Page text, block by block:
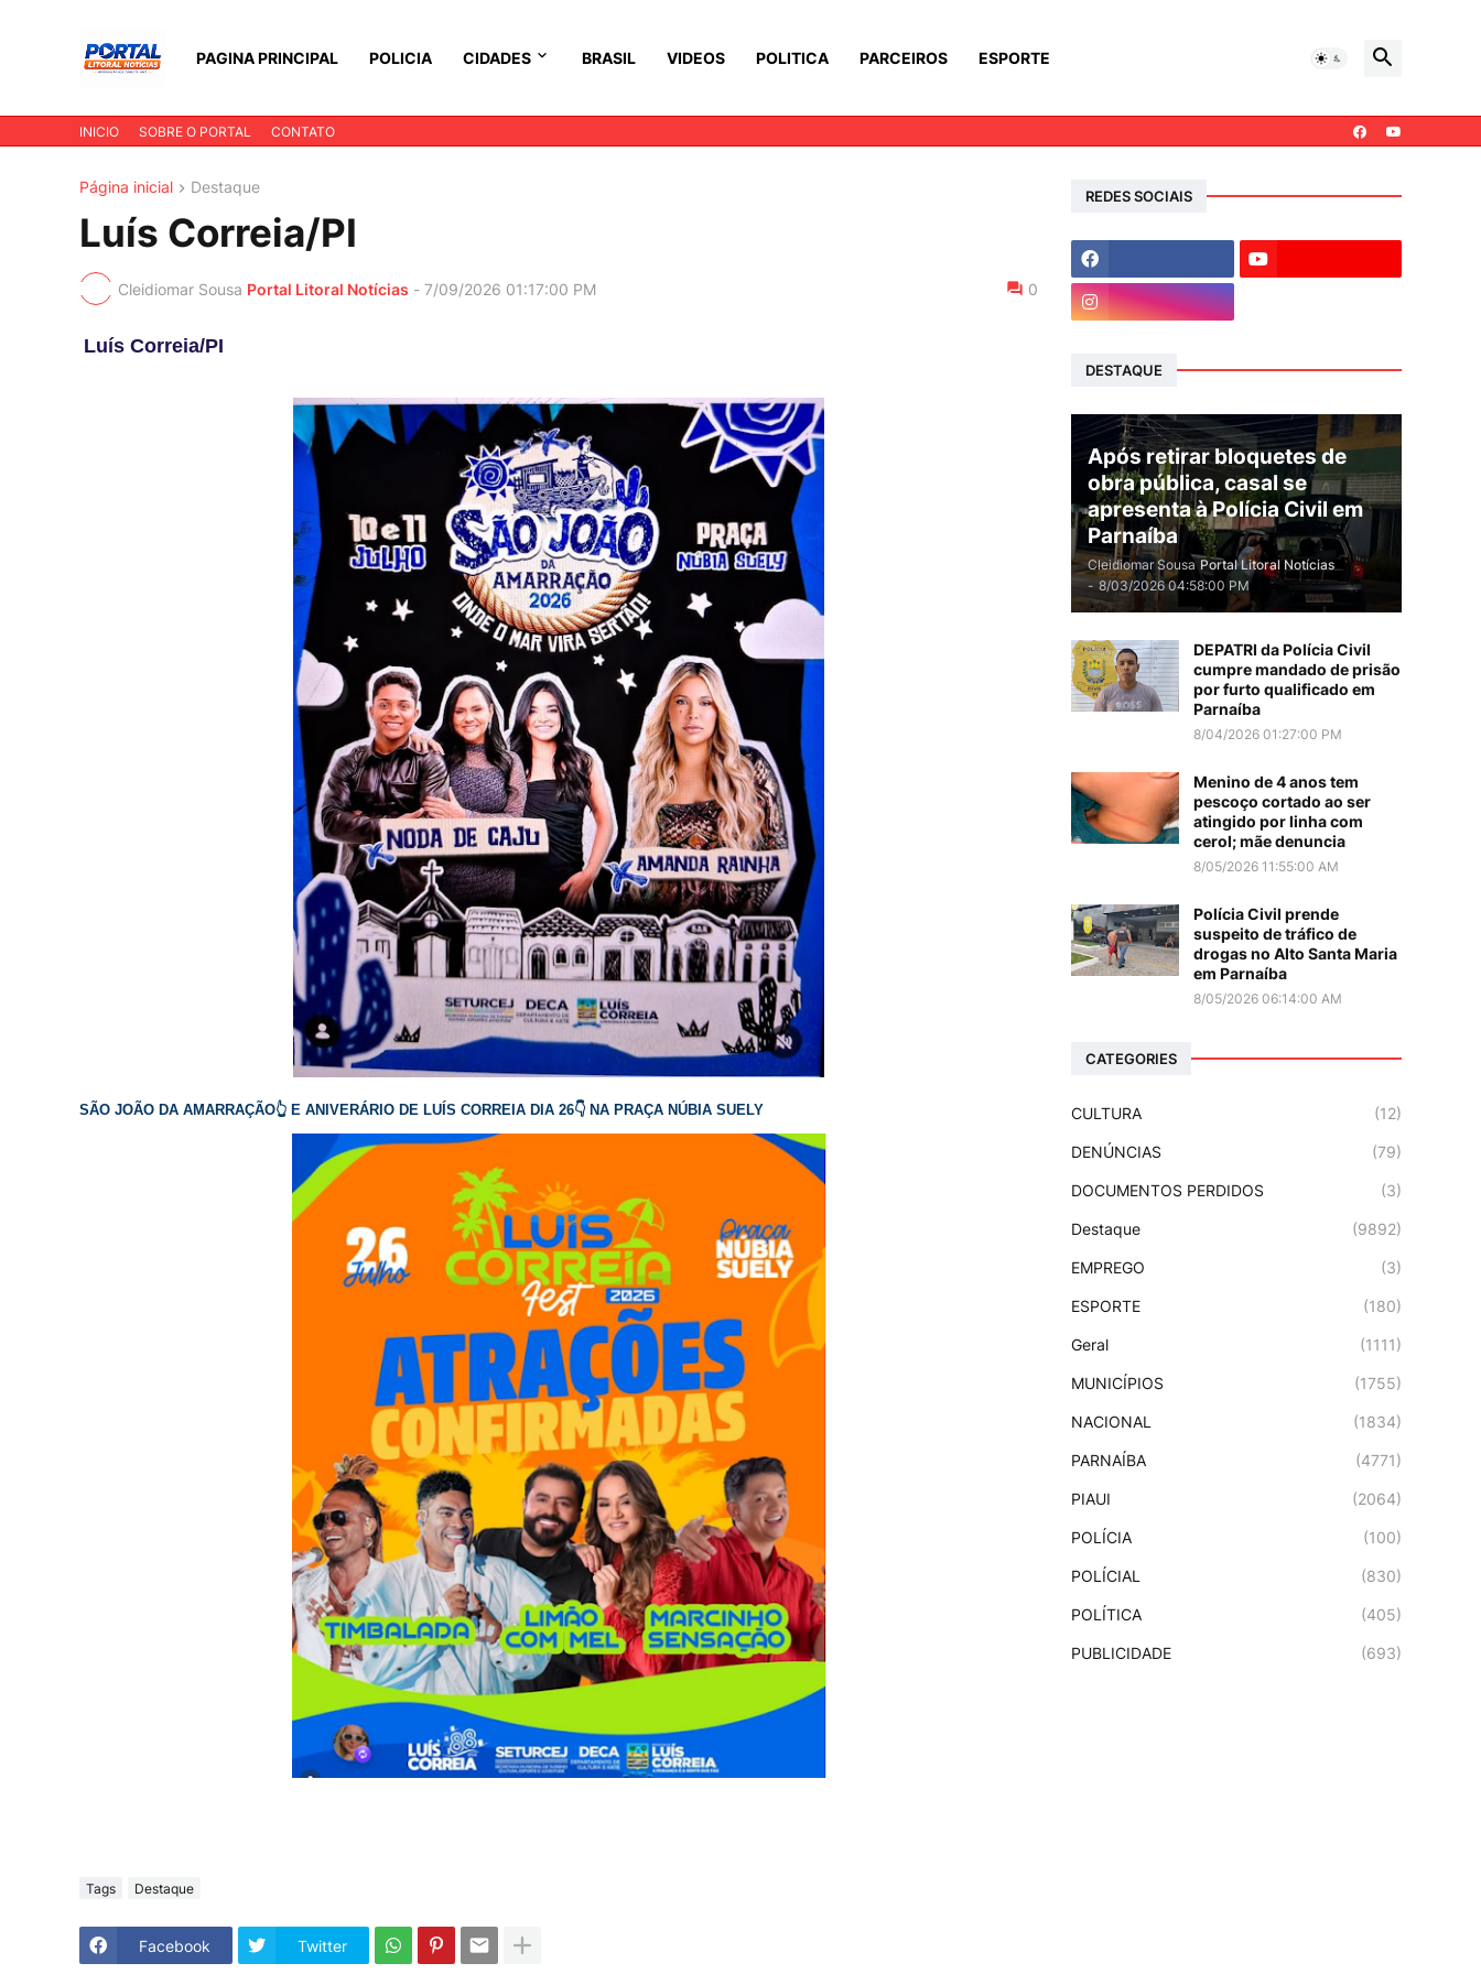
PAGINA PRINCIPAL POLICIA CIDADES BRASIL VIDEOS POLITICA PARCEIROS ESPORTE
INICIO SOBRE O PORTAL CONTATO
Página inicial Destaque
Luís Correia/PI
Cleidiomar Sousa Portal Litoral Notícias - 7/09/2026 01:17:00 PM 0
Luís Correia/PI
SÃO JOÃO DA AMARRAÇÃO👆 E ANIVERÁRIO DE LUÍS CORREIA DIA 26👇 NA PRAÇA NÚBIA SUELY
Tags Destaque
Facebook Twitter
REDES SOCIAIS
DESTAQUE
Após retirar bloquetes de
obra pública, casal se
apresenta à Polícia Civil em
Parnaíba
Cleidiomar Sousa Portal Litoral Notícias
- 8/03/2026 04:58:00 PM
DEPATRI da Polícia Civil
cumpre mandado de prisão
por furto qualificado em
Parnaíba
8/04/2026 01:27:00 PM
Menino de 4 anos tem
pescoço cortado ao ser
atingido por linha com
cerol; mãe denuncia
8/05/2026 11:55:00 AM
Polícia Civil prende
suspeito de tráfico de
drogas no Alto Santa Maria
em Parnaíba
8/05/2026 06:14:00 AM
CATEGORIES
CULTURA (12)
DENÚNCIAS (79)
DOCUMENTOS PERDIDOS (3)
Destaque (9892)
EMPREGO (3)
ESPORTE (180)
Geral (1111)
MUNICÍPIOS (1755)
NACIONAL (1834)
PARNAÍBA (4771)
PIAUI (2064)
POLÍCIA (100)
POLÍCIAL (830)
POLÍTICA (405)
PUBLICIDADE (693)